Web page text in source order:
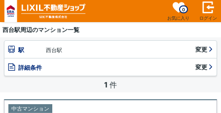
お気に入り
0
ログイン
西台駅周辺のマンション一覧
駅 西台駅 変更
詳細条件 変更
1 件
中古マンション